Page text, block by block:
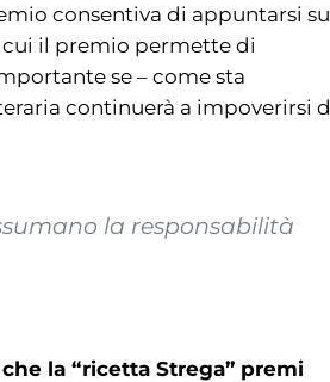
consentiva di appuntarsi
cui il premio permette di
se – come sta
continuerà a impoverirsi
la responsabilità
la “ricetta Strega” premi